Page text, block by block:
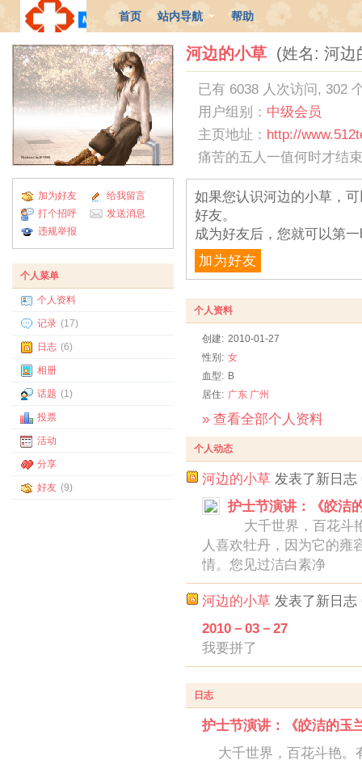
首页 站内导航 帮助
加为好友
给我留言
打个招呼
发送消息
违规举报
个人菜单
个人资料
记录 (17)
日志 (6)
相册
话题 (1)
投票
活动
分享
好友 (9)
河边的小草 (姓名: 河边
已有 6038 人次访问, 302
用户组别： 中级会员
主页地址： http://
痛苦的五人一值何时才结
如果您认识河边的小草，
好友。
成为好友后，您就可以第
加为好友
个人资料
创建: 2010-01-27
性别: 女
血型: B
居住: 广东 广州
» 查看全部个人资料
个人动态
河边的小草 发表了新日志
护士节演讲：《皎洁
大千世界，百花斗
人喜欢牡丹，因为它的雍
情。您见过洁白素净
河边的小草 发表了新日志
2010－03－27
我要拼了
日志
护士节演讲：《皎洁的玉
大千世界，百花斗艳。